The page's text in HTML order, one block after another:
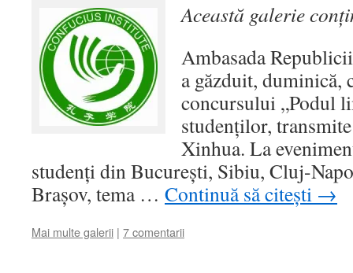
Această galerie
Ambasada
a găzduit, duminică,
concursului „Podul
studenților,
Xinhua. La
studenți din București, Sibiu, Cluj-
Brașov, tema … Continuă să citești →
Mai multe galerii | 7 comentarii